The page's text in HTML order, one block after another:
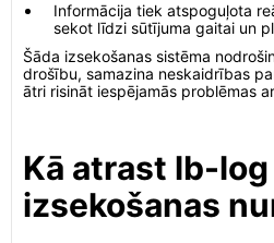
Informācija tiek atspoguļota
sekot līdzi sūtījuma gaitai un
Šāda izsekošanas sistēma
drošību, samazina neskaidrības
ātri risināt iespējamās problēmas
Kā atrast lb-log
izsekošanas